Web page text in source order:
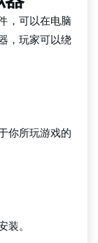
，可以在电脑
，玩家可以绕
你所玩游戏的
。